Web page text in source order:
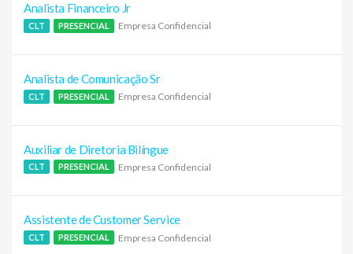
Analista Financeiro Jr
CLT PRESENCIAL Empresa Confidencial
Analista de Comunicação Sr
CLT PRESENCIAL Empresa Confidencial
Auxiliar de Diretoria Bilíngue
CLT PRESENCIAL Empresa Confidencial
Assistente de Customer Service
CLT PRESENCIAL Empresa Confidencial